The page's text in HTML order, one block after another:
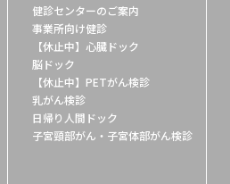
健診センターのご案内
事業所向け健診
【休止中】心臓ドック
脳ドック
【休止中】PETがん検診
乳がん検診
日帰り人間ドック
子宮頸部がん・子宮体部がん検診